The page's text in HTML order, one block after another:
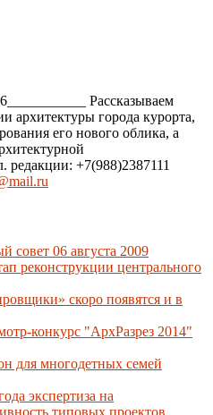
Рассказываем
архитектуры города курорта,
его нового облика, а
редакции: +7(988)2387111
совет 06 августа 2009
реконструкции центрального
скоро появятся и в
конкурс "АрхРазрез 2014"
для многодетных семей
экспертиза на